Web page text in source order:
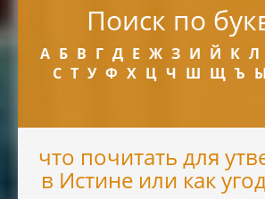
Поиск по
А Б В Г Д Е Ж З И Й К Л
С Т У Ф Х Ц Ч Ш Щ Ъ Ы
что почитать для
в Истине или как